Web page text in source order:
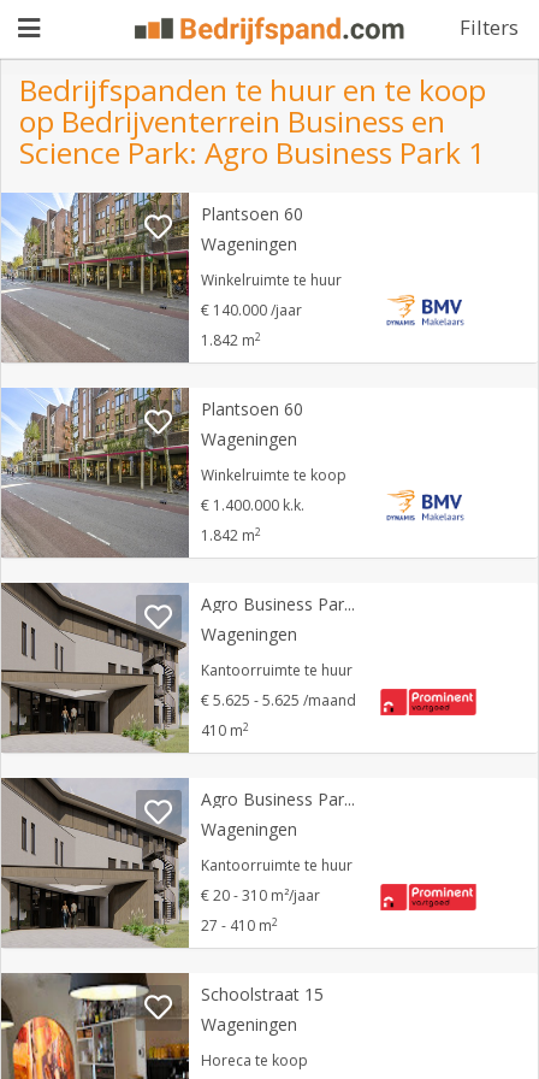
Filters
Pand
aanbieden
Pand
zoeken
Waarom
adverteren
Premium
Blog
Registreren
Login
Bedrijfspanden te huur en te koop
op Bedrijventerrein Business en
Science Park: Agro Business Park 1
Plantsoen 60
Wageningen
Winkelruimte te huur
€ 140.000 /jaar
1.842 m2
Plantsoen 60
Wageningen
Winkelruimte te koop
€ 1.400.000 k.k.
1.842 m2
Agro Business Park 65
Wageningen
Kantoorruimte te huur
€ 5.625 - 5.625 /maand
410 m2
Agro Business Park 65
Wageningen
Kantoorruimte te huur
€ 20 - 310 m²/jaar
27 - 410 m2
Schoolstraat 15
Wageningen
Horeca te koop